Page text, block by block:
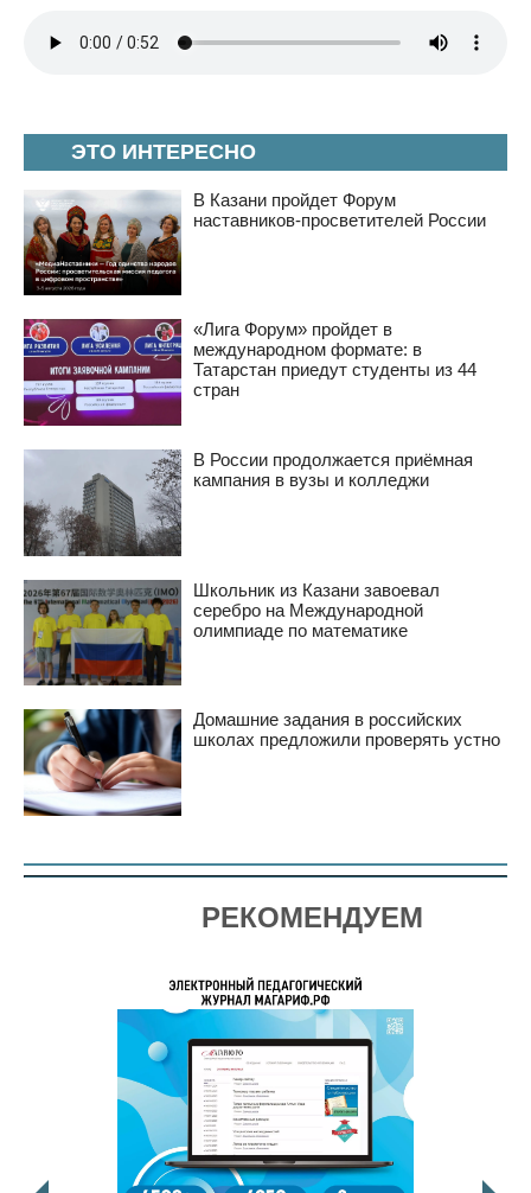
ЭТО ИНТЕРЕСНО
В Казани пройдет Форум
наставников-просветителей России
«Лига Форум» пройдет в
международном формате: в
Татарстан приедут студенты из 44
стран
В России продолжается приёмная
кампания в вузы и колледжи
Школьник из Казани завоевал
серебро на Международной
олимпиаде по математике
Домашние задания в российских
школах предложили проверять устно
РЕКОМЕНДУЕМ